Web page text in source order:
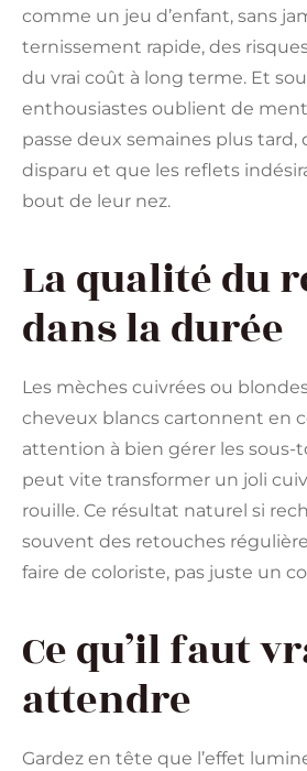
comme un jeu d’enfant, sans
ternissement rapide, des
du vrai coût à long terme. Et
enthousiastes oublient de
passe deux semaines plus tard,
disparu et que les reflets
bout de leur nez.
La qualité du
dans la durée
Les mèches cuivrées ou
cheveux blancs cartonnent en
attention à bien gérer les sous-
peut vite transformer un joli
rouille. Ce résultat naturel si
souvent des retouches
faire de coloriste, pas juste un
Ce qu’il faut
attendre
Gardez en tête que l’effet